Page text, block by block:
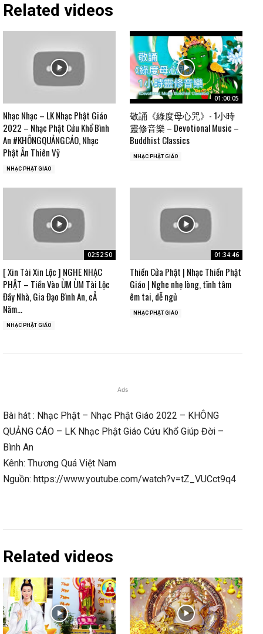
Related videos
Nhạc Nhạc – LK Nhạc Phật Giáo
2022 – Nhạc Phật Cứu Khổ Bình
An #KHÔNGQUẢNGCÁO, Nhạc
Phật Ân Thiên Vỹ
NHẠC PHẬT GIÁO
01:00:05
敬誦《綠度母心咒》- 1小時
靈修音樂 – Devotional Music –
Buddhist Classics
NHẠC PHẬT GIÁO
02:52:50
[ Xin Tài Xin Lộc ] NGHE NHẠC
PHẬT – Tiền Vào ÙM ÙM Tài Lộc
Đầy Nhà, Gia Đạo Bình An, cẢ
Năm...
NHẠC PHẬT GIÁO
01:34:46
Thiền Cửa Phật | Nhạc Thiền Phật
Giáo | Nghe nhẹ lòng, tĩnh tâm
êm tai, dễ ngủ
NHẠC PHẬT GIÁO
Ads
Bài hát : Nhạc Phật – Nhạc Phật Giáo 2022 – KHÔNG
QUẢNG CÁO – LK Nhạc Phật Giáo Cứu Khổ Giúp Đời –
Bình An
Kênh: Thương Quá Việt Nam
Nguồn: https://www.youtube.com/watch?v=tZ_VUCct9q4
Related videos